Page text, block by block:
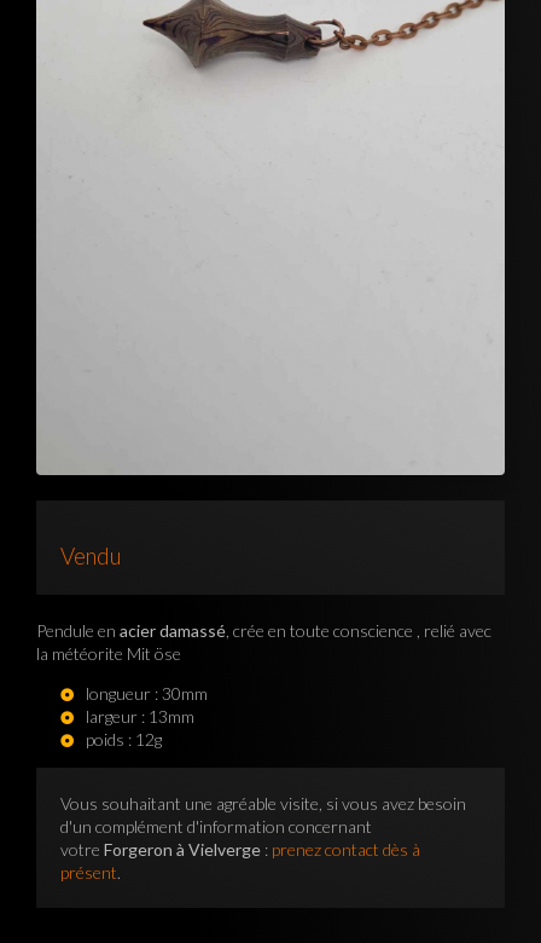
Vendu
Pendule en acier damassé , crée en toute conscience , relié avec
la météorite Mit öse
longueur : 30mm
largeur : 13mm
poids : 12g
Vous souhaitant une agréable visite, si vous avez besoin
d'un complément d'information concernant
votre Forgeron à Vielverge : prenez contact dès à
présent.